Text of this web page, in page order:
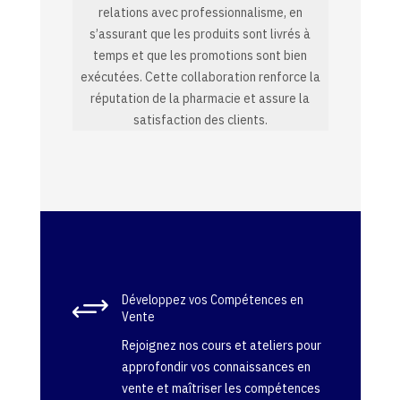
relations avec professionnalisme, en
s’assurant que les produits sont livrés à
temps et que les promotions sont bien
exécutées. Cette collaboration renforce la
réputation de la pharmacie et assure la
satisfaction des clients.
+
Développez vos Compétences en
Vente
Rejoignez nos cours et ateliers pour
approfondir vos connaissances en
vente et maîtriser les compétences